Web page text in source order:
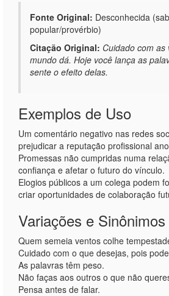
Fonte Original: Desconhecida
popular/provérbio)
Citação Original: Cuidado com as
mundo dá. Hoje você lança as
sente o efeito delas.
Exemplos de Uso
Um comentário negativo nas redes
prejudicar a reputação profissional
Promessas não cumpridas numa
confiança e afetar o futuro do vínculo.
Elogios públicos a um colega podem
criar oportunidades de colaboração
Variações e Sinônimos
Quem semeia ventos colhe
Cuidado com o que desejas, pois
As palavras têm peso.
Não faças aos outros o que não
Pensa antes de falar.